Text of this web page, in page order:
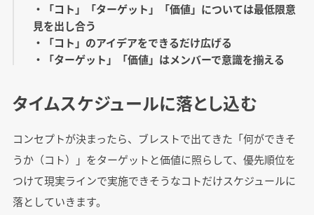
・「コト」「ターゲット」「価値」については最低限意
見を出し合う
・「コト」のアイデアをできるだけ広げる
・「ターゲット」「価値」はメンバーで意識を揃える
タイムスケジュールに落とし込む
コンセプトが決まったら、ブレストで出てきた「何ができそ
うか（コト）」をターゲットと価値に照らして、優先順位を
つけて現実ラインで実施できそうなコトだけスケジュールに
落としていきます。